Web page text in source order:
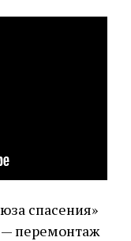
спасения»
— перемонтаж